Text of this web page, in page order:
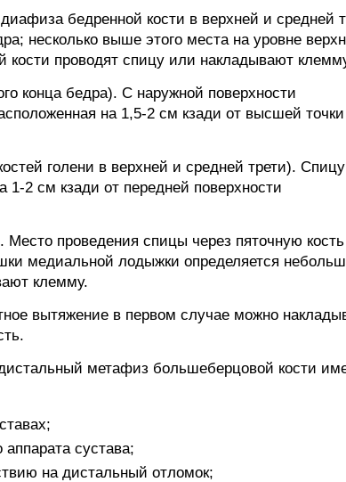
бедренной кости в верхней и средней
несколько выше этого места на уровне
кости проводят спицу или накладывают
конца бедра). С наружной поверхности
на 1,5-2 см кзади от высшей точки
голени в верхней и средней трети). Спицу
1-2 см кзади от передней поверхности
Место проведения спицы через пяточную кость
медиальной лодыжки определяется
клемму.
вытяжение в первом случае можно
метафиз большеберцовой кости
сустава;
на дистальный отломок;